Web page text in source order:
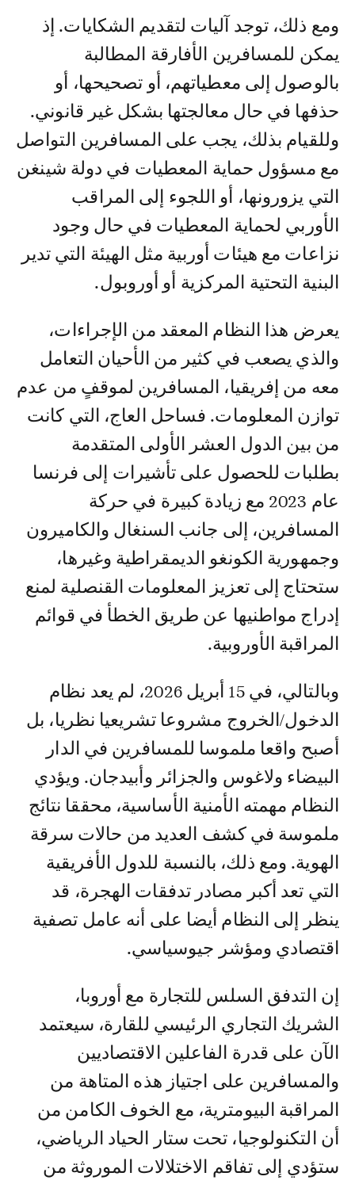
ومع ذلك، توجد آليات لتقديم الشكايات. إذ
يمكن للمسافرين الأفارقة المطالبة
بالوصول إلى معطياتهم، أو تصحيحها، أو
حذفها في حال معالجتها بشكل غير قانوني.
وللقيام بذلك، يجب على المسافرين التواصل
مع مسؤول حماية المعطيات في دولة شينغن
التي يزورونها، أو اللجوء إلى المراقب
الأوربي لحماية المعطيات في حال وجود
نزاعات مع هيئات أوربية مثل الهيئة التي تدير
البنية التحتية المركزية أو أوروبول.
يعرض هذا النظام المعقد من الإجراءات،
والذي يصعب في كثير من الأحيان التعامل
معه من إفريقيا، المسافرين لموقفٍ من عدم
توازن المعلومات. فساحل العاج، التي كانت
من بين الدول العشر الأولى المتقدمة
بطلبات للحصول على تأشيرات إلى فرنسا
عام 2023 مع زيادة كبيرة في حركة
المسافرين، إلى جانب السنغال والكاميرون
وجمهورية الكونغو الديمقراطية وغيرها،
ستحتاج إلى تعزيز المعلومات القنصلية لمنع
إدراج مواطنيها عن طريق الخطأ في قوائم
المراقبة الأوروبية.
وبالتالي، في 15 أبريل 2026، لم يعد نظام
الدخول/الخروج مشروعا تشريعيا نظريا، بل
أصبح واقعا ملموسا للمسافرين في الدار
البيضاء ولاغوس والجزائر وأبيدجان. ويؤدي
النظام مهمته الأمنية الأساسية، محققا نتائج
ملموسة في كشف العديد من حالات سرقة
الهوية. ومع ذلك، بالنسبة للدول الأفريقية
التي تعد أكبر مصادر تدفقات الهجرة، قد
ينظر إلى النظام أيضا على أنه عامل تصفية
اقتصادي ومؤشر جيوسياسي.
إن التدفق السلس للتجارة مع أوروبا،
الشريك التجاري الرئيسي للقارة، سيعتمد
الآن على قدرة الفاعلين الاقتصاديين
والمسافرين على اجتياز هذه المتاهة من
المراقبة البيومترية، مع الخوف الكامن من
أن التكنولوجيا، تحت ستار الحياد الرياضي،
ستؤدي إلى تفاقم الاختلالات الموروثة من